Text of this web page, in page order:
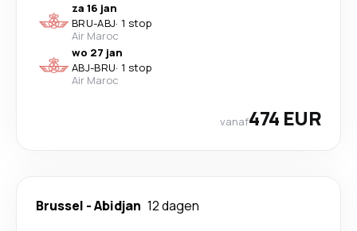
za 16 jan
BRU-ABJ· 1 stop
Air Maroc
wo 27 jan
ABJ-BRU· 1 stop
Air Maroc
vanaf474 EUR
Brussel -Abidjan 12 dagen